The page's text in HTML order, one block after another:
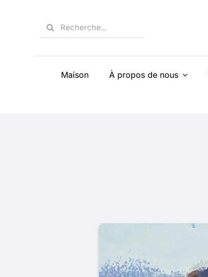
Search
for:
Maison À propos de nous